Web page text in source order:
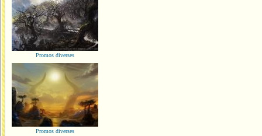
Promos diverses
Promos diverses